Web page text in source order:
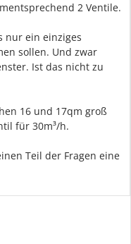
2 Ventile.
nur ein einziges
sollen. Und zwar
Ist das nicht zu
16 und 17qm groß
für 30m³/h.
Teil der Fragen eine